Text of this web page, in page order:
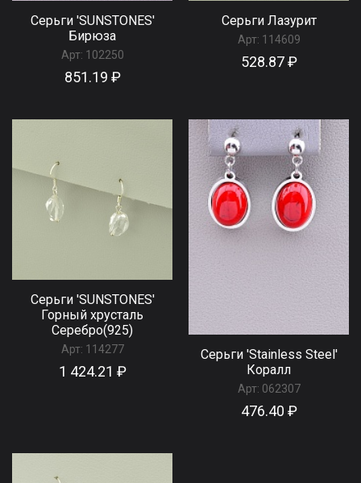
Серьги 'SUNSTONES'
Бирюза
Арт: 102250
851.19 ₽
Серьги Лазурит
Арт: 114609
528.87 ₽
Серьги 'SUNSTONES'
Горный хрусталь
Серебро(925)
Арт: 114277
1 424.21 ₽
Серьги 'Stainless Steel'
Коралл
Арт: 062307
476.40 ₽